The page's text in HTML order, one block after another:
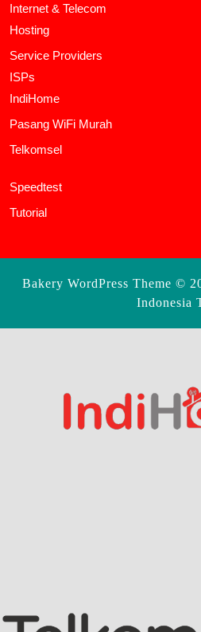
Internet & Telecom
Hosting
Service Providers
ISPs
IndiHome
Pasang WiFi Murah
Telkomsel
Speedtest
Tutorial
Bakery WordPress Theme ©
Indonesia